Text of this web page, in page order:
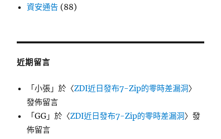
資安通告 (88)
近期留言
「小張 」於〈ZDI近日發布7-Zip的零時差漏洞〉
發佈留言
「GG 」於〈ZDI近日發布7-Zip的零時差漏洞〉發
佈留言